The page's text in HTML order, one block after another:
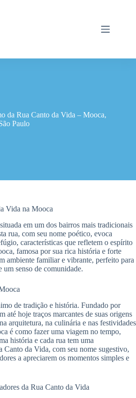
da Rua Canto da Vida – Mooca,
Paulo
Vida na Mooca
em um dos bairros mais tradicionais
rua, com seu nome poético, evoca
características que refletem o espírito
famosa por sua rica história e forte
ambiente familiar e vibrante, perfeito para
um senso de comunidade.
de tradição e história. Fundado por
até hoje traços marcantes de suas origens
arquitetura, na culinária e nas festividades
é como fazer uma viagem no tempo,
história e cada rua tem uma
Canto da Vida, com seu nome sugestivo,
a apreciarem os momentos simples e
da Rua Canto da Vida